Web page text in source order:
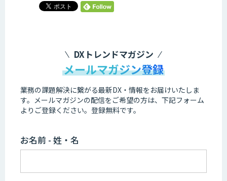
DXトレンドマガジン
メールマガジン登録
業務の課題解決に繋がる最新DX・情報をお届けいたしま
す。 メールマガジンの配信をご希望の方は、下記フォーム
よりご登録ください。登録無料です。
お名前 - 姓・名